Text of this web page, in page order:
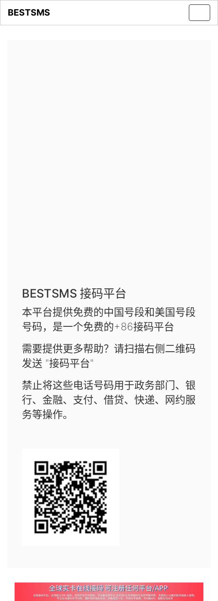
BESTSMS
BESTSMS 接码平台
本平台提供免费的中国号段和美国号段
号码，是一个免费的+86接码平台
需要提供更多帮助？请扫描右侧二维码
发送 "接码平台"
禁止将这些电话号码用于政务部门、银
行、金融、支付、借贷、快递、网约服
务等操作。